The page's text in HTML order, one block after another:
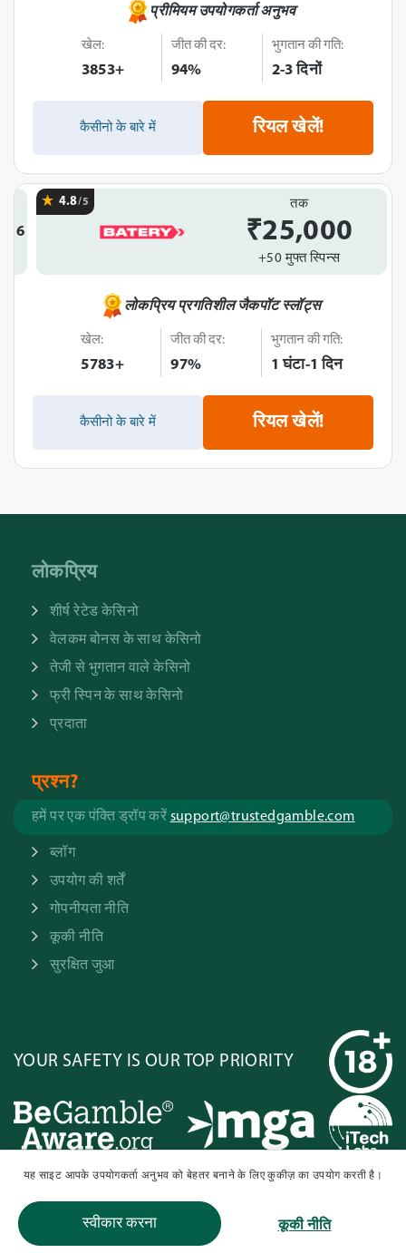
यह साइट आपके उपयोगकर्ता अनुभव को बेहतर बनाने के लिए कुकीज़ का उपयोग करती है।
स्वीकार करना कूकी नीति
प्रीमियम उपयोगकर्ता अनुभव
खेल:
3853+
जीत की दर:
94%
भुगतान की गति:
2-3 दिनों
रियल खेलें!
कैसीनो के बारे में
6
4.8/5 तक
₹25,000
+50 मुफ्त स्पिन्स
लोकप्रिय प्रगतिशील जैकपॉट स्लॉट्स
खेल:
5783+
जीत की दर:
97%
भुगतान की गति:
1 घंटा-1 दिन
रियल खेलें!
कैसीनो के बारे में
लोकप्रिय
शीर्ष रेटेड केसिनो
वेलकम बोनस के साथ केसिनो
तेजी से भुगतान वाले केसिनो
फ्री स्पिन के साथ केसिनो
प्रदाता
प्रश्न?
हमें पर एक पंक्ति ड्रॉप करें support@trustedgamble.com
ब्लॉग
उपयोग की शर्तें
गोपनीयता नीति
कूकी नीति
सुरक्षित जुआ
YOUR SAFETY IS OUR TOP PRIORITY
© 2026 TrustedGamble. सर्वाधिकार सुरक्षित।